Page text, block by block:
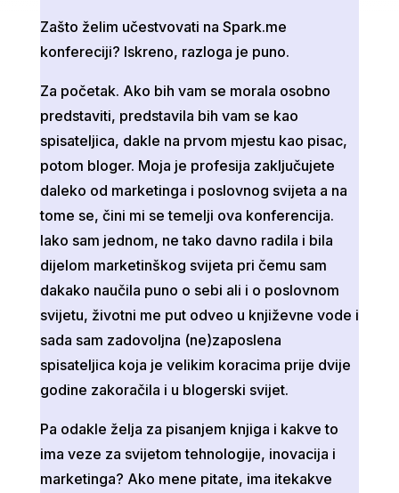
Zašto želim učestvovati na Spark.me
konfereciji? Iskreno, razloga je puno.
Za početak. Ako bih vam se morala osobno
predstaviti, predstavila bih vam se kao
spisateljica, dakle na prvom mjestu kao pisac,
potom bloger. Moja je profesija zaključujete
daleko od marketinga i poslovnog svijeta a na
tome se, čini mi se temelji ova konferencija.
Iako sam jednom, ne tako davno radila i bila
dijelom marketinškog svijeta pri čemu sam
dakako naučila puno o sebi ali i o poslovnom
svijetu, životni me put odveo u književne vode i
sada sam zadovoljna (ne)zaposlena
spisateljica koja je velikim koracima prije dvije
godine zakoračila i u blogerski svijet.
Pa odakle želja za pisanjem knjiga i kakve to
ima veze za svijetom tehnologije, inovacija i
marketinga? Ako mene pitate, ima itekakve